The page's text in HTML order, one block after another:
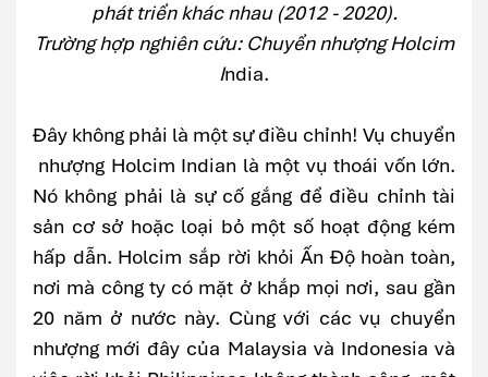
phát triển khác nhau (2012 - 2020).
Trường hợp nghiên cứu: Chuyển nhượng Holcim
India.
Đây không phải là một sự điều chỉnh! Vụ chuyển
nhượng Holcim Indian là một vụ thoái vốn lớn.
Nó không phải là sự cố gắng để điều chỉnh tài
sản cơ sở hoặc loại bỏ một số hoạt động kém
hấp dẫn. Holcim sắp rời khỏi Ấn Độ hoàn toàn,
nơi mà công ty có mặt ở khắp mọi nơi, sau gần
20 năm ở nước này. Cùng với các vụ chuyển
nhượng mới đây của Malaysia và Indonesia và